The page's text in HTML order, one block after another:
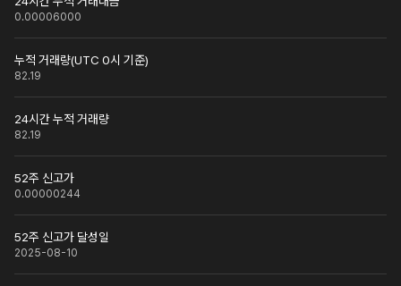
0.00006000
누적 거래량(UTC 0시 기준)
82.19
24시간 누적 거래량
82.19
52주 신고가
0.00000244
52주 신고가 달성일
2025-08-10